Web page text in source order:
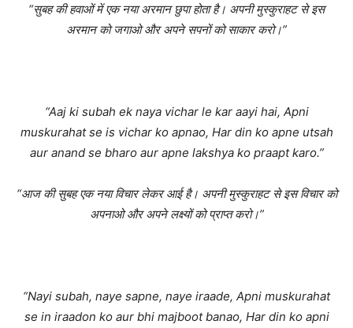
“सुबह की हवाओं में एक नया अरमान छुपा होता है। अपनी मुस्कुराहट से इस
अरमान को जगाओ और अपने सपनों को साकार करो।”
“Aaj ki subah ek naya vichar le kar aayi hai, Apni
muskurahat se is vichar ko apnao, Har din ko apne utsah
aur anand se bharo aur apne lakshya ko praapt karo.”
“आज की सुबह एक नया विचार लेकर आई है। अपनी मुस्कुराहट से इस विचार को
अपनाओ और अपने लक्ष्यों को प्राप्त करो।”
“Nayi subah, naye sapne, naye iraade, Apni muskurahat
se in iraadon ko aur bhi majboot banao, Har din ko apni